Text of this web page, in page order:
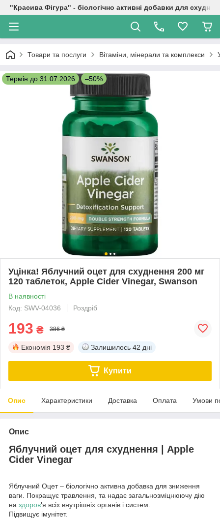
"Красива Фігура" - біологічно активні добавки для
Товари та послуги Вітаміни, мінерали та комплекси
Термін до 31.07.2026 –50%
Уцінка! Яблучний оцет для схуднення 200 мг
120 таблеток, Apple Cider Vinegar, Swanson
В наявності
Код: SWV-04036
Роздріб
193 ₴ 386 ₴
Економія 193 ₴ Залишилось 42 дні
Купити
Опис Характеристики Доставка Оплата Умови
Опис
Яблучний оцет для схуднення | Apple
Cider Vinegar
Яблучний Оцет – біологічно активна добавка для зниження
ваги. Покращує травлення, та надає загальнозміцнюючу дію
на здоров'я всіх внутрішніх органів і систем.
Підвищує імунітет.